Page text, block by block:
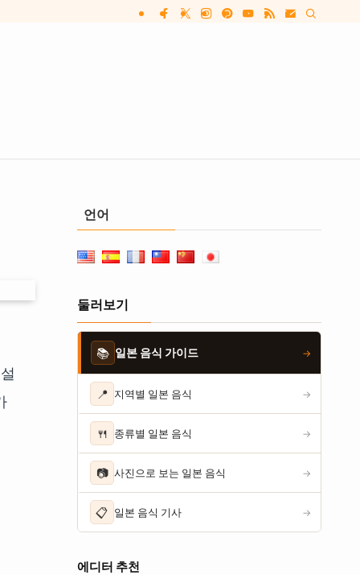
언어
둘러보기
📚 일본 음식 가이드 →
📍 지역별 일본 음식 →
🍴 종류별 일본 음식 →
📷 사진으로 보는 일본 음식 →
📋 일본 음식 기사 →
에디터 추천